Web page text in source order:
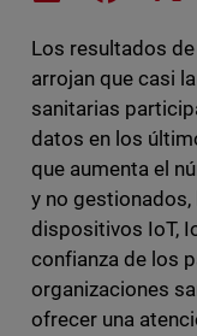
Los resultados
arrojan que casi
sanitarias
datos en los
que aumenta el
y no
dispositivos IoT,
confianza de los
organizaciones
ofrecer una